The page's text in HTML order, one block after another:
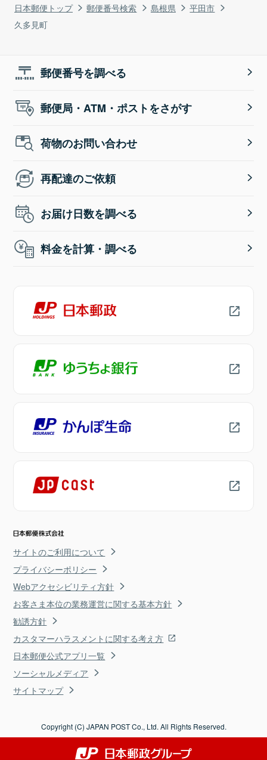
日本郵便トップ 郵便番号検索 島根県
平田市
久多見町
郵便番号を調べる
郵便局・ATM・ポストをさがす
荷物のお問い合わせ
再配達のご依頼
お届け日数を調べる
料金を計算・調べる
サイトのご利用について
プライバシーポリシー
Webアクセシビリティ方針
お客さま本位の業務運営に関する基本方針
勧誘方針
カスタマーハラスメントに関する考え方
日本郵便公式アプリ一覧
ソーシャルメディア
サイトマップ
Copyright (C) JAPAN POST Co., Ltd. All Rights Reserved.